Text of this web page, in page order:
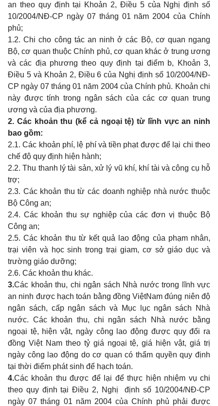
an theo quy định tại Khoản 2, Điều 5 của Nghị định số
10/2004/NĐ-CP ngày 07 tháng 01 năm 2004 của Chính
phủ;
1.2. Chi cho công tác an ninh ở các Bộ, cơ quan ngang
Bộ, cơ quan thuộc Chính phủ, cơ quan khác ở trung ương
và các địa phương theo quy định tại điểm b, Khoản 3,
Điều 5 và Khoản 2, Điều 6 của Nghị định số 10/2004/NĐ-
CP ngày 07 tháng 01 năm 2004 của Chính phủ. Khoản chi
này được tính trong ngân sách của các cơ quan trung
ương và của địa phương.
2. Các khoản thu (kể cả ngoại tệ) từ lĩnh vực an ninh
bao gồm:
2.1. Các khoản phí, lệ phí và tiền phạt được để lại chi theo
chế độ quy định hiện hành;
2.2. Thu thanh lý tài sản, xử lý vũ khí, khí tài và công cụ hỗ
trợ;
2.3. Các khoản thu từ các doanh nghiệp nhà nước thuộc
Bộ Công an;
2.4. Các khoản thu sự nghiệp của các đơn vị thuộc Bộ
Công an;
2.5. Các khoản thu từ kết quả lao động của phạm nhân,
trại viên và học sinh trong trại giam, cơ sở giáo dục và
trường giáo dưỡng;
2.6. Các khoản thu khác.
3.Các khoản thu, chi ngân sách Nhà nước trong lĩnh vực
an ninh được hạch toán bằng đồng ViệtNam đúng niên độ
ngân sách, cấp ngân sách và Mục lục ngân sách Nhà
nước. Các khoản thu, chi ngân sách Nhà nước bằng
ngoại tệ, hiện vật, ngày công lao động được quy đổi ra
đồng Việt Nam theo tỷ giá ngoại tệ, giá hiện vật, giá trị
ngày công lao động do cơ quan có thẩm quyền quy định
tại thời điểm phát sinh để hạch toán.
4.Các khoản thu được để lại để thực hiện nhiệm vụ chi
theo quy định tại Điều 2, Nghị định số 10/2004/NĐ-CP
ngày 07 tháng 01 năm 2004 của Chính phủ phải được